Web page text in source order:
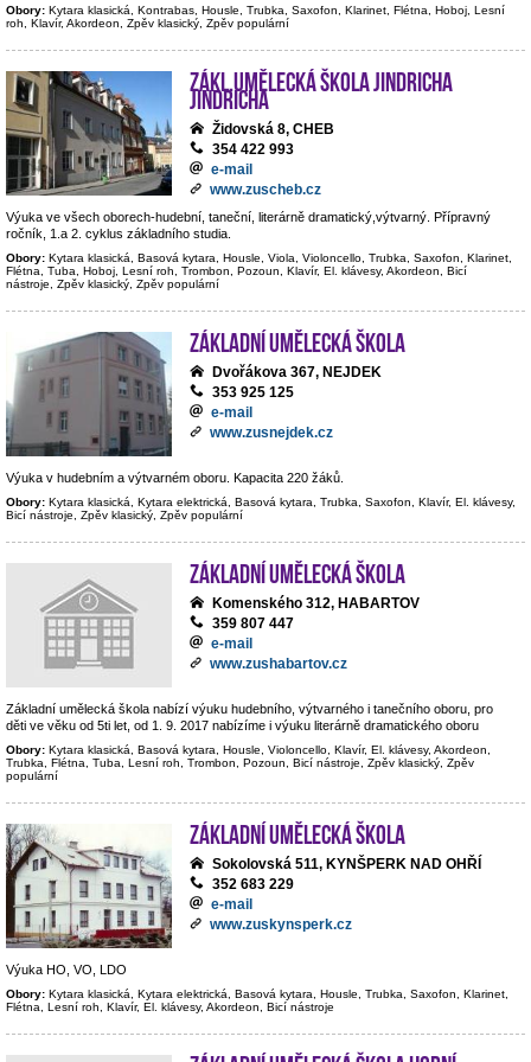
Obory: Kytara klasická, Kontrabas, Housle, Trubka, Saxofon, Klarinet, Flétna, Hoboj, Lesní
roh, Klavír, Akordeon, Zpěv klasický, Zpěv populární
Zákl.umělecká škola Jindricha
Jindricha
Židovská 8, CHEB
354 422 993
e-mail
www.zuscheb.cz
Výuka ve všech oborech-hudební, taneční, literárně dramatický,výtvarný. Přípravný
ročník, 1.a 2. cyklus základního studia.
Obory: Kytara klasická, Basová kytara, Housle, Viola, Violoncello, Trubka, Saxofon, Klarinet,
Flétna, Tuba, Hoboj, Lesní roh, Trombon, Pozoun, Klavír, El. klávesy, Akordeon, Bicí
nástroje, Zpěv klasický, Zpěv populární
Základní umělecká škola
Dvořákova 367, NEJDEK
353 925 125
e-mail
www.zusnejdek.cz
Výuka v hudebním a výtvarném oboru. Kapacita 220 žáků.
Obory: Kytara klasická, Kytara elektrická, Basová kytara, Trubka, Saxofon, Klavír, El. klávesy,
Bicí nástroje, Zpěv klasický, Zpěv populární
Základní umělecká škola
Komenského 312, HABARTOV
359 807 447
e-mail
www.zushabartov.cz
Základní umělecká škola nabízí výuku hudebního, výtvarného i tanečního oboru, pro
děti ve věku od 5ti let, od 1. 9. 2017 nabízíme i výuku literárně dramatického oboru
Obory: Kytara klasická, Basová kytara, Housle, Violoncello, Klavír, El. klávesy, Akordeon,
Trubka, Flétna, Tuba, Lesní roh, Trombon, Pozoun, Bicí nástroje, Zpěv klasický, Zpěv
populární
Základní umělecká škola
Sokolovská 511, KYNŠPERK NAD OHŘÍ
352 683 229
e-mail
www.zuskynsperk.cz
Výuka HO, VO, LDO
Obory: Kytara klasická, Kytara elektrická, Basová kytara, Housle, Trubka, Saxofon, Klarinet,
Flétna, Lesní roh, Klavír, El. klávesy, Akordeon, Bicí nástroje